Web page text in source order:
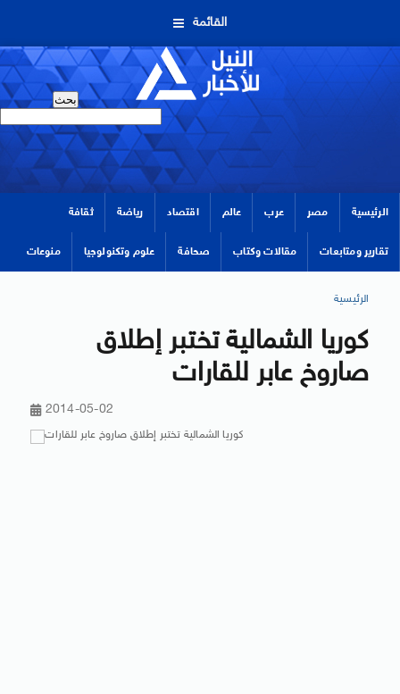
القائمة
الرئيسية مصر عرب عالم اقتصاد رياضة ثقافة
تقارير ومتابعات مقالات وكتاب صحافة علوم وتكنولوجيا منوعات
الرئيسية
كوريا الشمالية تختبر إطلاق
صاروخ عابر للقارات
2014-05-02